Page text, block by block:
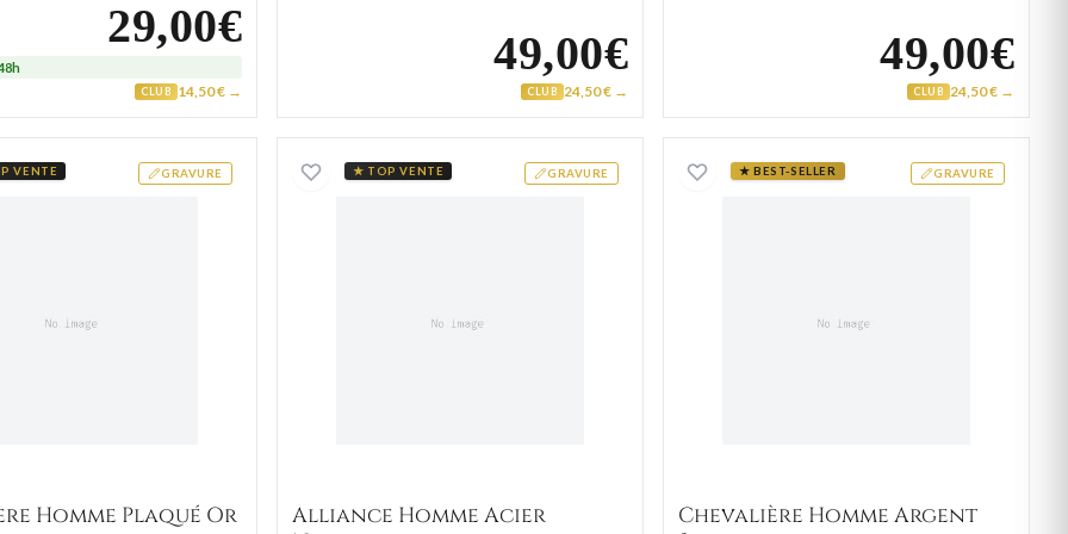
29,00€
CLUB 14,50 € →
49,00€
CLUB 24,50 € →
49,00€
CLUB 24,50 € →
GRAVURE
VENTE Chevalière Homme Plaqué Or Zoram
Homme Plaqué Or
GRAVURE
★ TOP VENTE Alliance Homme Acier Nelongo
Alliance Homme Acier
GRAVURE
★ BEST-SELLER Chevalière Homme Argent
Chevalière Homme Argent